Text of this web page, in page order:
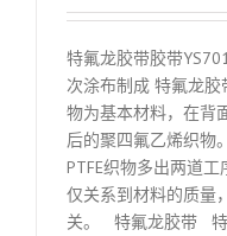
特氟龙胶带胶带
次涂布制成 特氟龙
物为基本材料，在背
后的聚四氟乙烯织物
PTFE织物多出两道
仅关系到材料的质量
关。 特氟龙胶带